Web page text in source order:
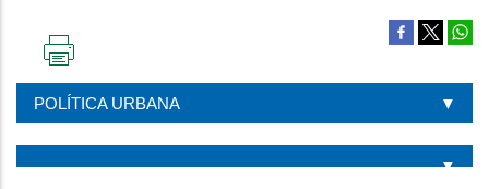
ESTA
PÁGINA
POLÍTICA URBANA